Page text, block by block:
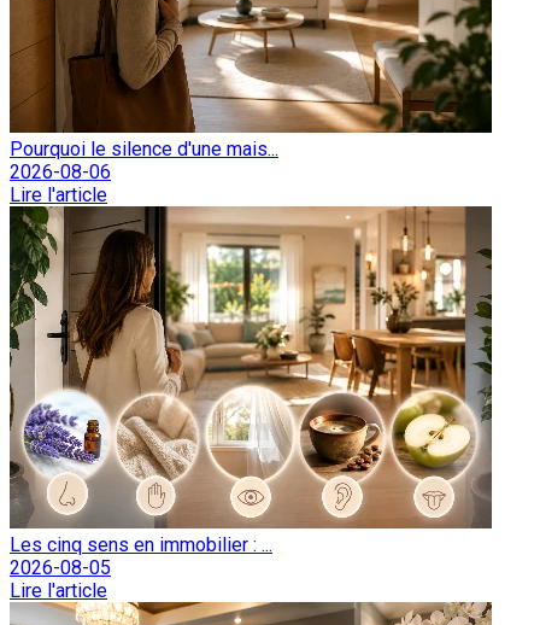
Pourquoi le silence d'une mais...
2026-08-06
Lire l'article
Les cinq sens en immobilier : ...
2026-08-05
Lire l'article